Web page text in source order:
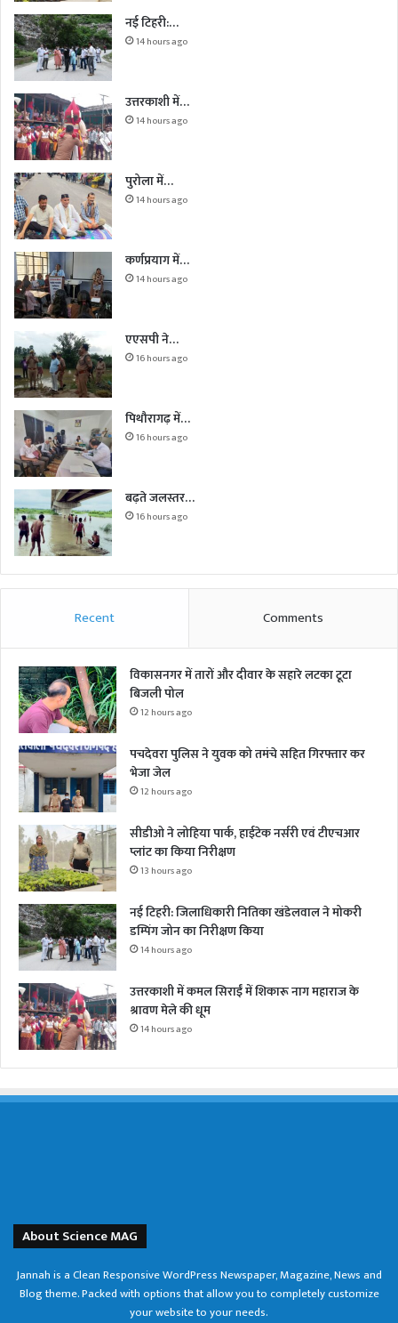
नई टिहरी:…
14 hours ago
उत्तरकाशी में…
14 hours ago
पुरोला में…
14 hours ago
कर्णप्रयाग में…
14 hours ago
एएसपी ने…
16 hours ago
पिथौरागढ़ में…
16 hours ago
बढ़ते जलस्तर…
16 hours ago
Recent Comments
विकासनगर में तारों और दीवार के सहारे लटका टूटा
बिजली पोल
12 hours ago
पचदेवरा पुलिस ने युवक को तमंचे सहित गिरफ्तार कर
भेजा जेल
12 hours ago
सीडीओ ने लोहिया पार्क, हाईटेक नर्सरी एवं टीएचआर
प्लांट का किया निरीक्षण
13 hours ago
नई टिहरी: जिलाधिकारी नितिका खंडेलवाल ने मोकरी
डम्पिंग जोन का निरीक्षण किया
14 hours ago
उत्तरकाशी में कमल सिराईं में शिकारू नाग महाराज के
श्रावण मेले की धूम
14 hours ago
About Science MAG
Jannah is a Clean Responsive WordPress Newspaper, Magazine, News and
Blog theme. Packed with options that allow you to completely customize
your website to your needs.